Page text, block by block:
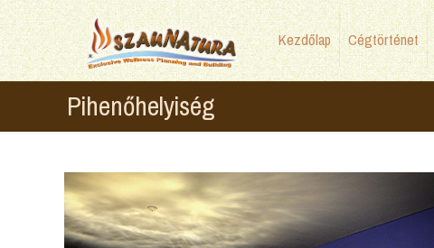
Kezdőlap Cégtörténet
Pihenőhelyiség